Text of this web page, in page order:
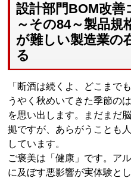
設計部門BOM改
～その84～製品規
が難しい製造業の
る
「断酒は続くよ、どこまで
うやく秋めいてきた季節の
を思い出します。まだまだ
拠ですが、あらがうことも
しています。
ご褒美は「健康」です。ア
に及ぼす悪影響が実体験と